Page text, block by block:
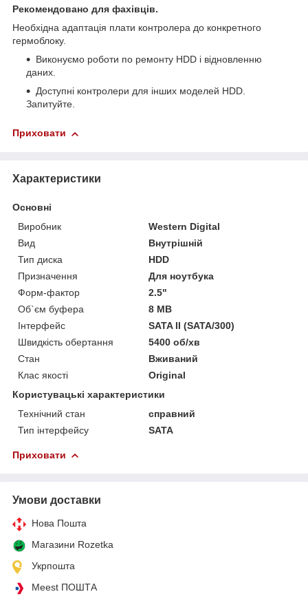
Рекомендовано для фахівців.
Необхідна адаптація плати контролера до конкретного
гермоблоку.
Виконуємо роботи по ремонту HDD і відновленню
даних.
Доступні контролери для інших моделей HDD.
Запитуйте.
Приховати
Характеристики
Основні
Виробник
Western Digital
Вид
Внутрішній
Тип диска
HDD
Призначення
Для ноутбука
Форм-фактор
2.5"
Об`єм буфера
8 MB
Інтерфейс
SATA II (SATA/300)
Швидкість обертання
5400 об/хв
Стан
Вживаний
Клас якості
Original
Користувацькі характеристики
Технічний стан
справний
Тип інтерфейсу
SATA
Приховати
Умови доставки
Нова Пошта
Магазини Rozetka
Укрпошта
Meest ПОШТА